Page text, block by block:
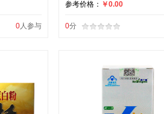
0人参与
参考价格： ￥0.00
0分